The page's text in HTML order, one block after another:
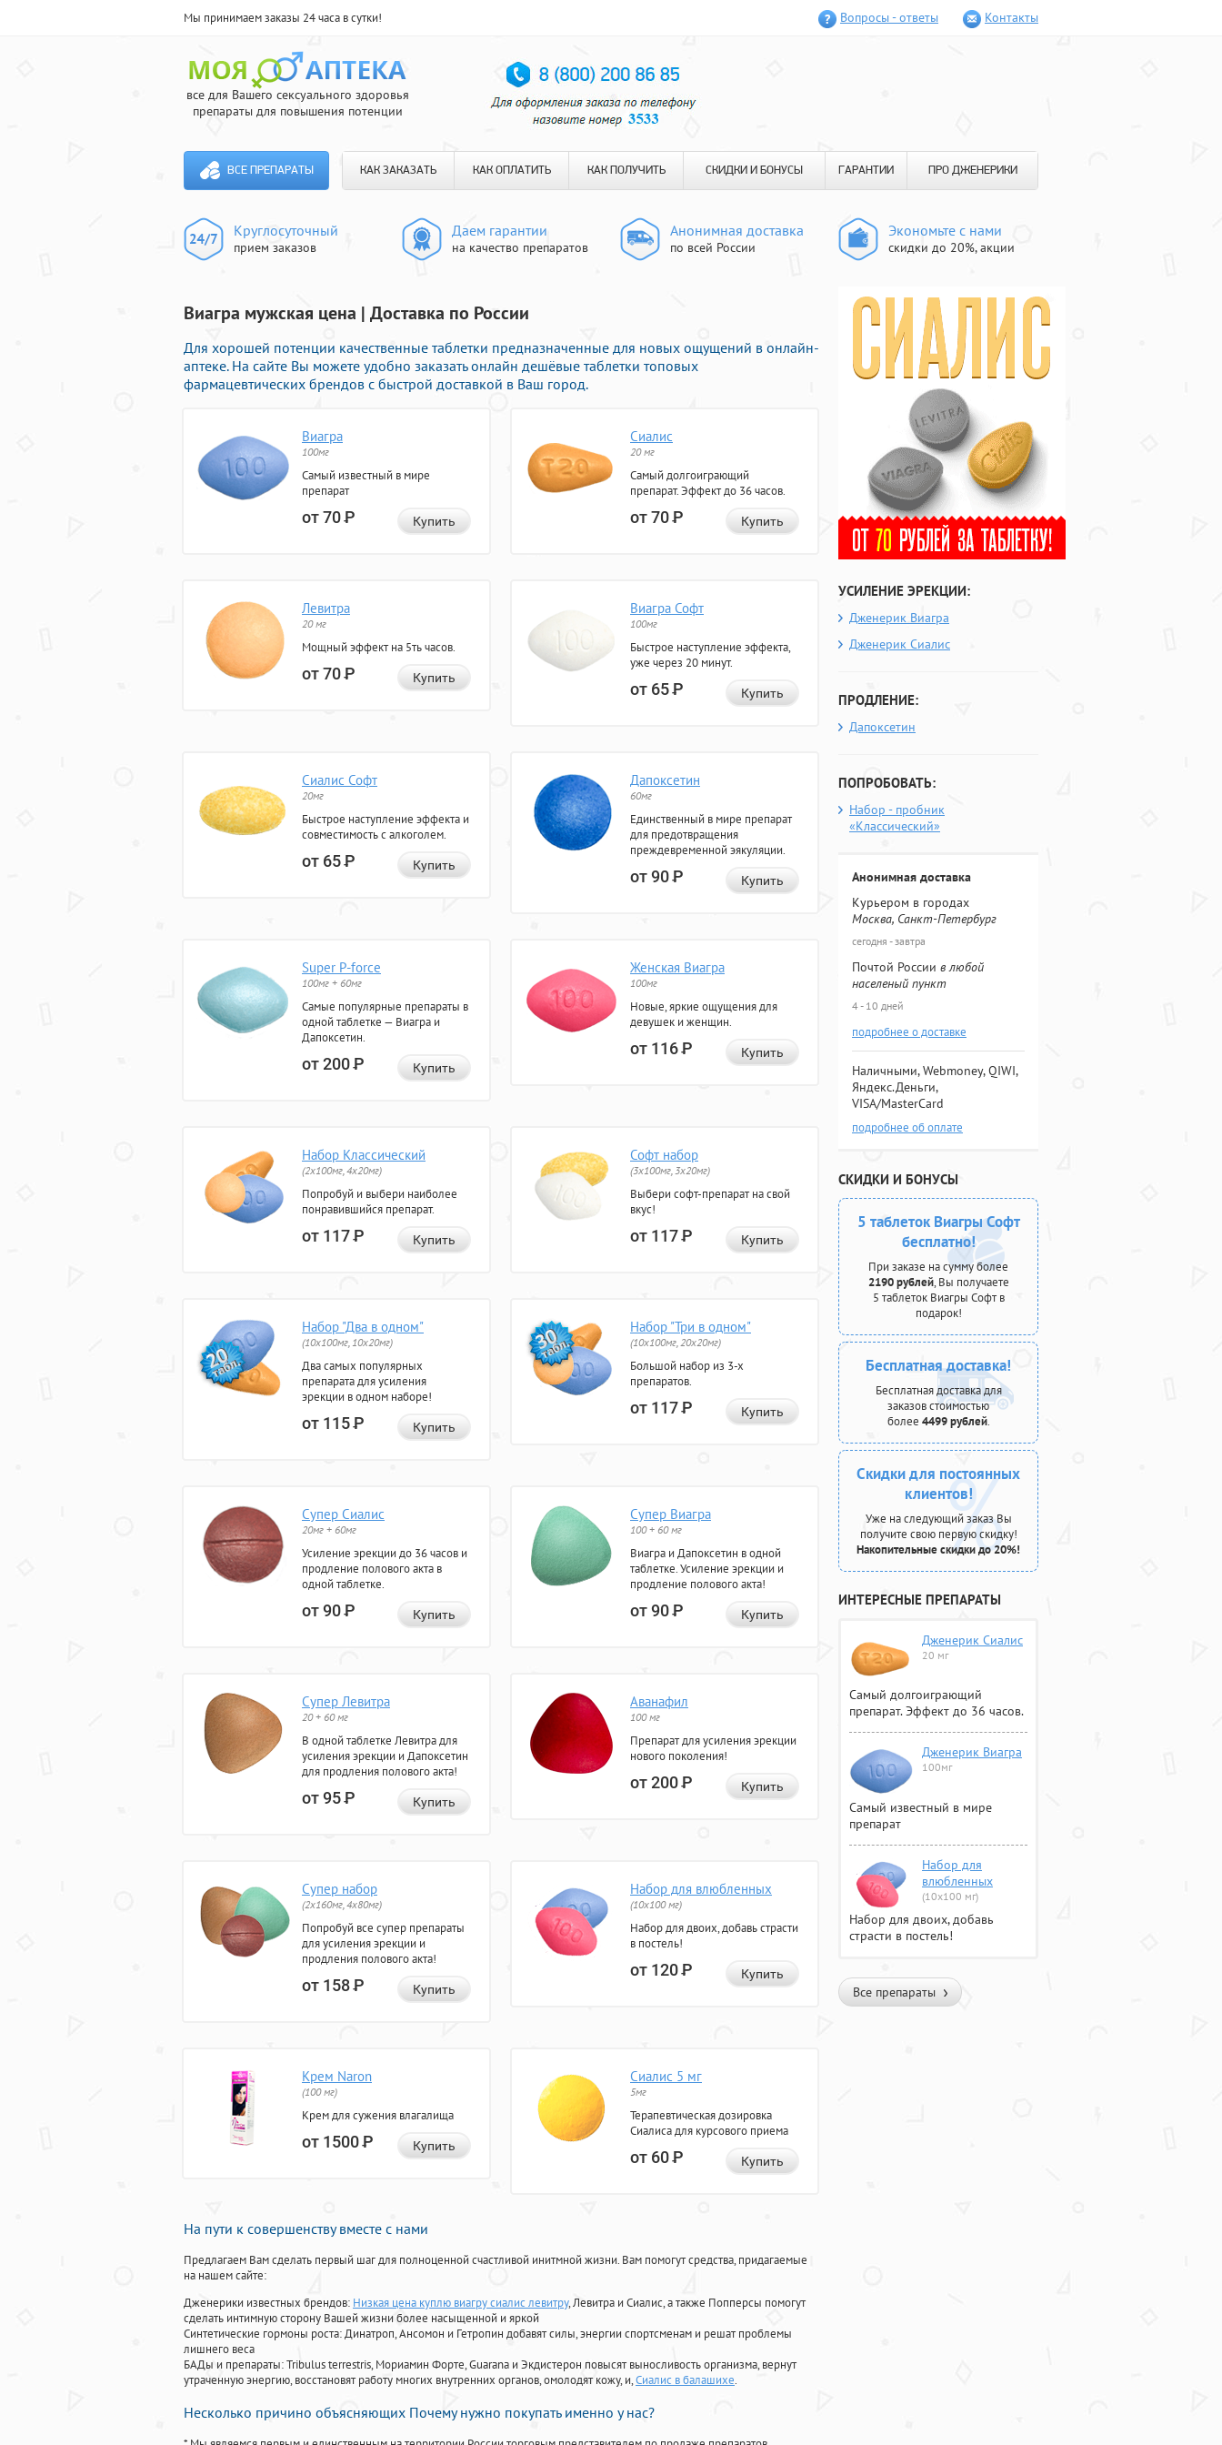
Мы принимаем заказы 24 часа в сутки! Вопросы - ответы Контакты
все для Вашего сексуального здоровья
препараты для повышения потенции
ВСЕ ПРЕПАРАТЫ КАК ЗАКАЗАТЬ КАК ОПЛАТИТЬ КАК ПОЛУЧИТЬ СКИДКИ И БОНУСЫ ГАРАНТИИ ПРО ДЖЕНЕРИКИ
Круглосуточный
прием заказов
Даем гарантии
на качество препаратов
Анонимная доставка
по всей России
Экономьте с нами
скидки до 20%, акции
Виагра мужская цена | Доставка по России
Для хорошей потенции качественные таблетки предназначенные для новых ощущений в онлайн-
аптеке. На сайте Вы можете удобно заказать онлайн дешёвые таблетки топовых
фармацевтических брендов с быстрой доставкой в Ваш город.
Виагра
100мг
Самый известный в мире
препарат
от 70Р Купить
Сиалис
20 мг
Самый долгоиграющий
препарат. Эффект до 36 часов.
от 70Р Купить
Левитра
20 мг
Мощный эффект на 5ть часов.
от 70Р Купить
Виагра Софт
100мг
Быстрое наступление эффекта,
уже через 20 минут.
от 65Р Купить
Сиалис Софт
20мг
Быстрое наступление эффекта и
совместимость с алкоголем.
от 65Р Купить
Дапоксетин
60мг
Единственный в мире препарат
для предотвращения
преждевременной эякуляции.
от 90Р Купить
Super P-force
100мг + 60мг
Самые популярные препараты в
одной таблетке — Виагра и
Дапоксетин.
от 200Р Купить
Женская Виагра
100мг
Новые, яркие ощущения для
девушек и женщин.
от 116Р Купить
Набор Классический
(2x100мг, 4x20мг)
Попробуй и выбери наиболее
понравившийся препарат.
от 117Р Купить
Софт набор
(3x100мг, 3x20мг)
Выбери софт-препарат на свой
вкус!
от 117Р Купить
Набор "Два в одном"
(10x100мг, 10x20мг)
Два самых популярных
препарата для усиления
эрекции в одном наборе!
от 115Р Купить
Набор "Три в одном"
(10x100мг, 20x20мг)
Большой набор из 3-х
препаратов.
от 117Р Купить
Супер Сиалис
20мг + 60мг
Усиление эрекции до 36 часов и
продление полового акта в
одной таблетке.
от 90Р Купить
Супер Виагра
100 + 60 мг
Виагра и Дапоксетин в одной
таблетке. Усиление эрекции и
продление полового акта!
от 90Р Купить
Супер Левитра
20 + 60 мг
В одной таблетке Левитра для
усиления эрекции и Дапоксетин
для продления полового акта!
от 95Р Купить
Аванафил
100 мг
Препарат для усиления эрекции
нового поколения!
от 200Р Купить
Супер набор
(2х160мг, 4х80мг)
Попробуй все супер препараты
для усиления эрекции и
продления полового акта!
от 158Р Купить
Набор для влюбленных
(10х100 мг)
Набор для двоих, добавь страсти
в постель!
от 120Р Купить
Крем Naron
(100 мг)
Крем для сужения влагалища
от 1500Р Купить
Сиалис 5 мг
5мг
Терапевтическая дозировка
Сиалиса для курсового приема
от 60Р Купить
На пути к совершенству вместе с нами
Предлагаем Вам сделать первый шаг для полноценной счастливой инитмной жизни. Вам помогут средства, придагаемые
на нашем сайте:
Дженерики известных брендов: Низкая цена куплю виагру сиалис левитру, Левитра и Сиалис, а также Попперсы помогут
сделать интимную сторону Вашей жизни более насыщенной и яркой
Синтетические гормоны роста: Динатроп, Ансомон и Гетропин добавят силы, энергии спортсменам и решат проблемы
лишнего веса
БАДы и препараты:Tribulus terrestris, Мориамин Форте, Guarana и Экдистерон повысят выносливость организма, вернут
утраченную энергию, восстановят работу многих внутренних органов, омолодят кожу, и,Сиалис в балашихе.
Несколько причино объясняющих Почему нужно покупать именно у нас?
УСИЛЕНИЕ ЭРЕКЦИИ:
Дженерик Виагра
Дженерик Сиалис
ПРОДЛЕНИЕ:
Дапоксетин
ПОПРОБОВАТЬ:
Набор - пробник
«Классический»
Анонимная доставка
Курьером в городах
Москва, Санкт-Петербург
сегодня - завтра
Почтой России в любой
населеный пункт
4 - 10 дней
подробнее о доставке
Наличными, Webmoney, QIWI,
Яндекс.Деньги,
VISA/MasterCard
подробнее об оплате
СКИДКИ И БОНУСЫ
5 таблеток Виагры Софт
бесплатно!
При заказе на сумму более
2190 рублей, Вы получаете
5 таблеток Виагры Софт в
подарок!
Бесплатная доставка!
Бесплатная доставка для
заказов стоимостью
более 4499 рублей.
Скидки для постоянных
клиентов!
Уже на следующий заказ Вы
получите свою первую скидку!
Накопительные скидки до 20%!
ИНТЕРЕСНЫЕ ПРЕПАРАТЫ
Дженерик Сиалис
20 мг
Самый долгоиграющий
препарат. Эффект до 36 часов.
Дженерик Виагра
100мг
Самый известный в мире
препарат
Набор для
влюбленных
(10х100 мг)
Набор для двоих, добавь
страсти в постель!
Все препараты